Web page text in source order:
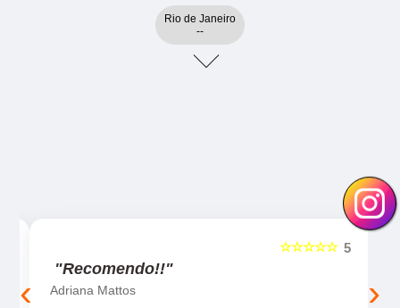
Rio de Janeiro
--
5
☆☆☆☆☆
"Recomendo!!"
Adriana Mattos
‹ ›